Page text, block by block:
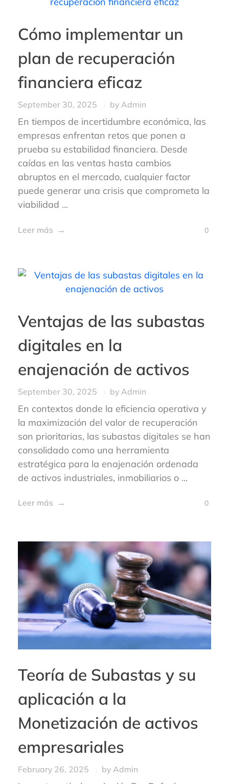
Cómo implementar un
plan de recuperación
financiera eficaz
September 30, 2025 by Admin
En tiempos de incertidumbre económica, las
empresas enfrentan retos que ponen a
prueba su estabilidad financiera. Desde
caídas en las ventas hasta cambios
abruptos en el mercado, cualquier factor
puede generar una crisis que comprometa la
viabilidad ...
Leer más 0
Ventajas de las subastas
digitales en la
enajenación de activos
September 30, 2025 by Admin
En contextos donde la eficiencia operativa y
la maximización del valor de recuperación
son prioritarias, las subastas digitales se han
consolidado como una herramienta
estratégica para la enajenación ordenada
de activos industriales, inmobiliarios o ...
Leer más 0
Teoría de Subastas y su
aplicación a la
Monetización de activos
empresariales
February 26, 2025 by Admin